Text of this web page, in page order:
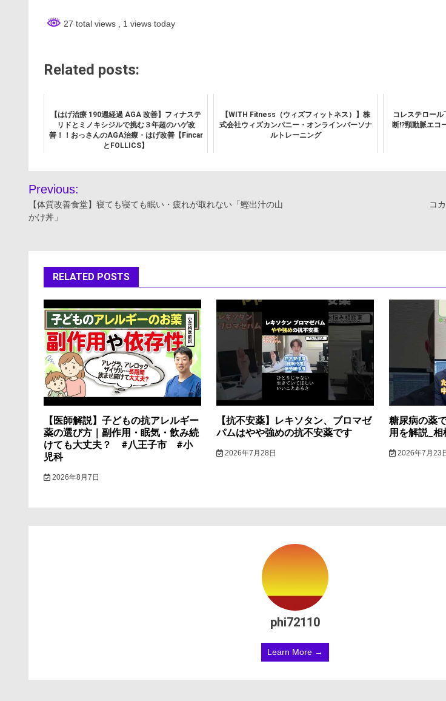
27 total views , 1 views today
Related posts:
【はげ治療 190週経過 AGA 改善】フィナステ
リドとミノキシジルで挑む３年超のハゲ改
善！！おっさんのAGA治療・はげ改善【Fincar
とFOLLICS】
【WITH Fitness（ウィズフィットネス）】株
式会社ウィズカンパニー・オンラインパーソナ
ルトレーニング
コレステロール
断!?頸動脈エ
投
稿
ゲ
ー
シ
ョ
ン
Previous:
【体質改善食堂】寝ても寝ても眠い・疲れが取れない「鰹出汁の山
かけ丼」
コ
RELATED POSTS
【医師解説】子どもの抗アレルギー
薬の選び方｜副作用・眠気・飲み続
けても大丈夫？ #八王子市 #小
児科
2026年8月7日
【抗不安薬】レキソタン、ブロマゼ
パムはやや強めの抗不安薬です
2026年7月28日
糖尿病の薬
用を解説_相
2026年7月23
phi72110
Learn More →